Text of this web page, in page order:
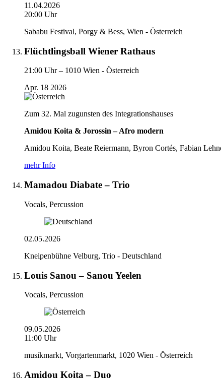
11.04.2026
20:00 Uhr
Sababu Festival, Porgy & Bess, Wien - Österreich
Flüchtlingsball Wiener Rathaus
21:00 Uhr – 1010 Wien - Österreich
Apr. 18 2026
Zum 32. Mal zugunsten des Integrationshauses
Amidou Koita & Jorossin – Afro modern
Amidou Koita, Beate Reiermann, Byron Cortés, Fabian
mehr Info
Mamadou Diabate – Trio
Vocals, Percussion
02.05.2026
Kneipenbühne Velburg, Trio - Deutschland
Louis Sanou – Sanou Yeelen
Vocals, Percussion
09.05.2026
11:00 Uhr
musikmarkt, Vorgartenmarkt, 1020 Wien - Österreich
Amidou Koita – Duo